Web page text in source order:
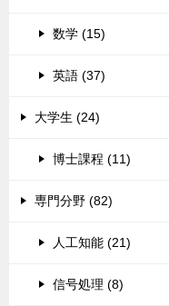
数学 (15)
英語 (37)
大学生 (24)
博士課程 (11)
専門分野 (82)
人工知能 (21)
信号処理 (8)